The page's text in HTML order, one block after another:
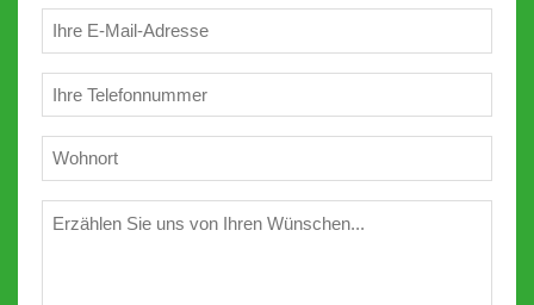
Mail
(erforderlich)
(erforderlich)
Wünschen